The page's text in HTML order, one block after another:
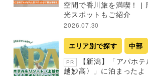
空間で香川旅を満喫！ |
光スポットもご紹介
2026.07.30
エリア別で探す 中部
PR
【新潟】「アパホ
越妙高〉」に泊まった